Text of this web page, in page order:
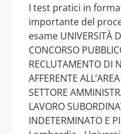
I test pratici in
importante del
esame UNIVERSITÀ
CONCORSO
RECLUTAMENTO DI
AFFERENTE
SETTORE
LAVORO
INDETERMINATO E